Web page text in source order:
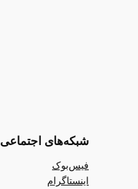
شبکه‌های اجتماعی
فیس‌بوک
اینستاگرام